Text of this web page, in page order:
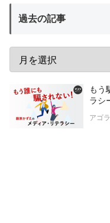
過去の記事
もう
ラシ
アゴ